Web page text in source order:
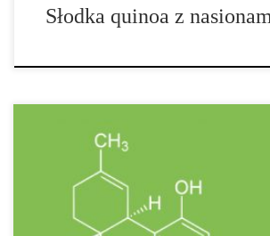
Słodka quinoa z
Konopia i marihuana to dwie popularne nazwy
Słowo marihuana często przywodzi na myśl
palenia jointów, czy bongo z chmurą białego
większość czasu, termin nie był utożsamiany z
sztucznymi na bazie roślin, wytrzymałego